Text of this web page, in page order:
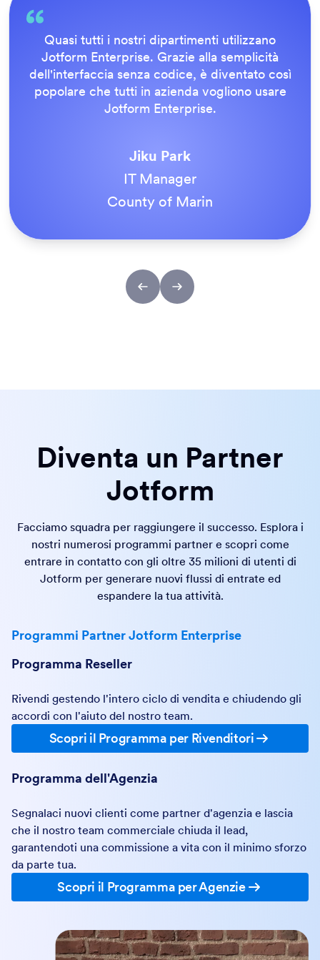
Tutto è estremamente semplice per l'utente
finale e il team di supporto di Jotform è
eccezionale. Una volta pubblicati tutti i nostri
moduli, ci siamo resi conto che fosse il modo
giusto di fare le cose.
Tony Richman
Fissaggi in Acciaio Inossidabile ACS
Diventa un Partner
Jotform
Facciamo squadra per raggiungere il successo. Esplora i
nostri numerosi programmi partner e scopri come
entrare in contatto con gli oltre 35 milioni di utenti di
Jotform per generare nuovi flussi di entrate ed
espandere la tua attività.
Programmi Partner Jotform Enterprise
Programma Reseller
Rivendi gestendo l'intero ciclo di vendita e chiudendo gli
accordi con l'aiuto del nostro team.
Scopri il Programma per Rivenditori
Programma dell'Agenzia
Segnalaci nuovi clienti come partner d'agenzia e lascia
che il nostro team commerciale chiuda il lead,
garantendoti una commissione a vita con il minimo sforzo
da parte tua.
Scopri il Programma per Agenzie